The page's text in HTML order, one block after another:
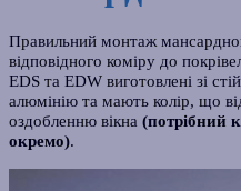
Правильний монтаж
відповідного коміру до
EDS та EDW виготовлені зі
алюмінію та мають колір, що
оздобленню вікна (потрібний
окремо).